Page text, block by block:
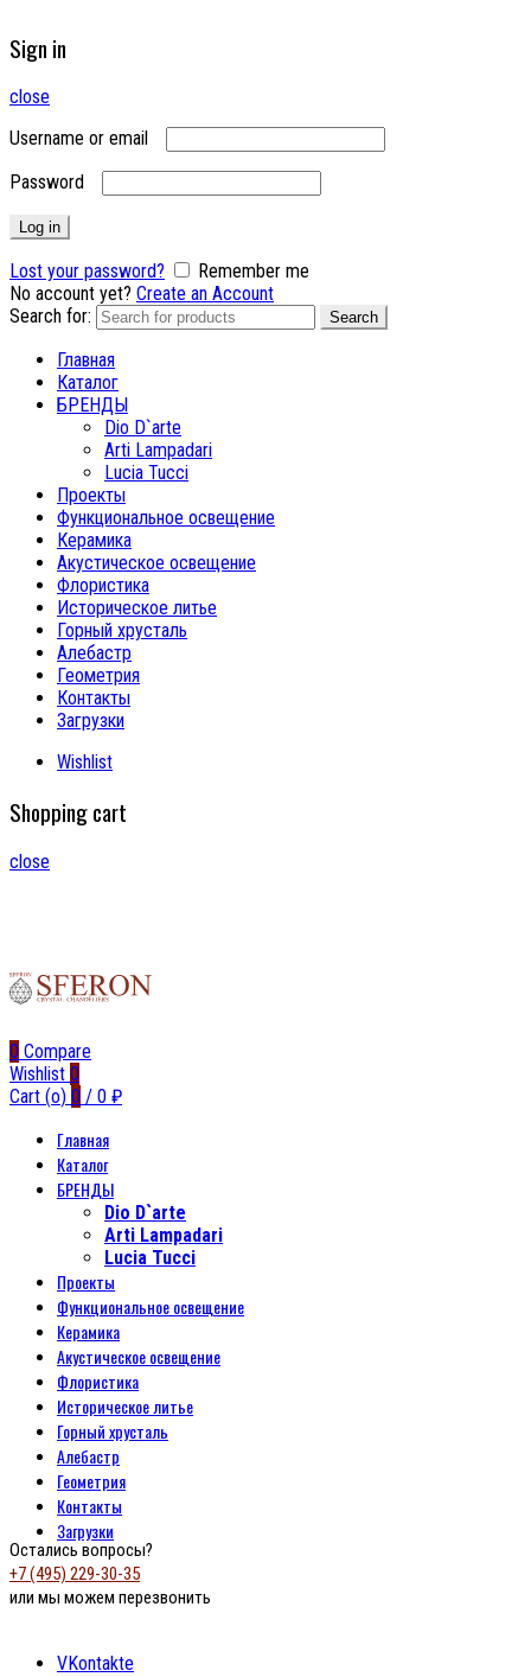
Sign in
close
Username or email
Password
Log in
Lost your password?
Remember me
No account yet? Create an Account
Search for:
Search
Главная
Каталог
БРЕНДЫ
Dio D`arte
Arti Lampadari
Lucia Tucci
Проекты
Функциональное освещение
Керамика
Акустическое освещение
Флористика
Историческое литье
Горный хрусталь
Алебастр
Геометрия
Контакты
Загрузки
Wishlist
Shopping cart
close
0 Compare
Wishlist 0
Cart (o) 0 / 0 ₽
Главная
Каталог
БРЕНДЫ
Dio D`arte
Arti Lampadari
Lucia Tucci
Проекты
Функциональное освещение
Керамика
Акустическое освещение
Флористика
Историческое литье
Горный хрусталь
Алебастр
Геометрия
Контакты
Загрузки
Остались вопросы?
+7 (495) 229-30-35
или мы можем перезвонить
VKontakte